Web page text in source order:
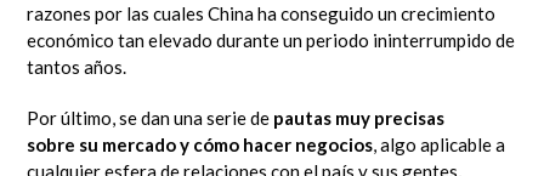
razones por las cuales China ha conseguido un crecimiento
económico tan elevado durante un periodo ininterrumpido de
tantos años.
Por último, se dan una serie de pautas muy precisas
sobre su mercado y cómo hacer negocios,algo aplicable a
cualquier esfera de relaciones con el país y sus gentes,